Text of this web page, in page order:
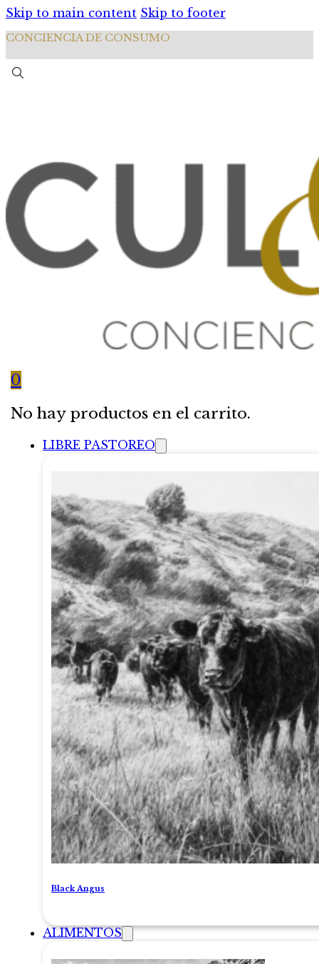
Skip to main content Skip to footer
CONCIENCIA DE CONSUMO
0
No hay productos en el carrito.
LIBRE PASTOREO
Black Angus
ALIMENTOS